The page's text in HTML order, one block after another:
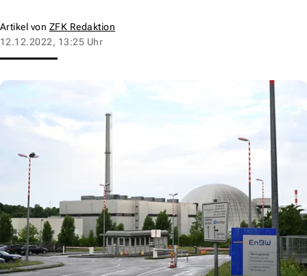
Artikel von ZFK Redaktion
12.12.2022, 13:25 Uhr